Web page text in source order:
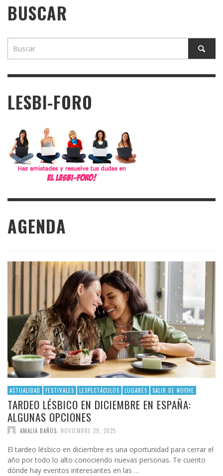
BUSCAR
LESBI-FORO
AGENDA
ACTUALIDAD FESTIVALES LESPECTÁCULOS LUGARES SALIR DE NOCHE
TARDEO LÉSBICO EN DICIEMBRE EN ESPAÑA:
ALGUNAS OPCIONES
AMALIA BAÑOS NOVIEMBRE 29, 2025
El tardeo lésbico en diciembre es una oportunidad para cerrar el
año por todo lo alto conociendo nuevas personas. Te cuento
dónde hay eventos interesantes en las …